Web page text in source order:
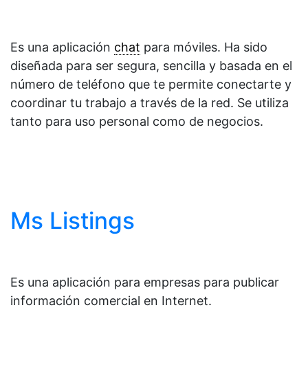
Es una aplicación chat para móviles. Ha sido
diseñada para ser segura, sencilla y basada en el
número de teléfono que te permite conectarte y
coordinar tu trabajo a través de la red. Se utiliza
tanto para uso personal como de negocios.
Ms Listings
Es una aplicación para empresas para publicar
información comercial en Internet.